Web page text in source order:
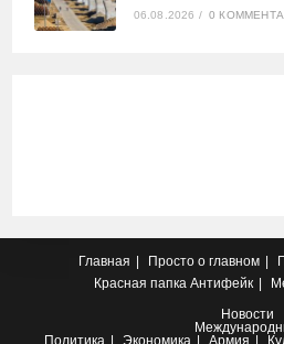
06.08.2026 / 0
Главная Просто о главном
Красная папка Антифейк
Новости
Политика
Экономика Армия